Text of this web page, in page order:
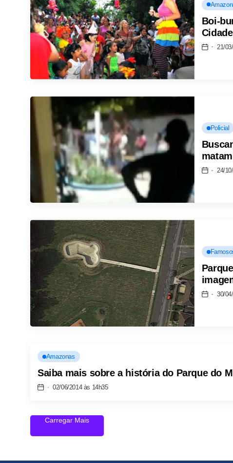
Boi-
21/
Policial
24/
30/
Amazonas
Saiba mais sobre a história do Parque do
02/06/2014 às 14h35
Carregar Mais